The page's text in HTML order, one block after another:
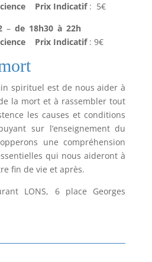
Prix Indicatif: 5€
– de 18h30 à 22h
Prix Indicatif : 9€
spirituel est de nous aider à
la mort et à rassembler tout
les causes et conditions
sur l’enseignement du
une compréhension
qui nous aideront à
fin de vie et après.
LONS, 6 place Georges